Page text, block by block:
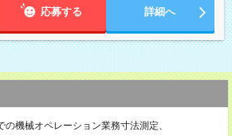
応募する 詳細へ
機械オペレーション業務寸法測定、